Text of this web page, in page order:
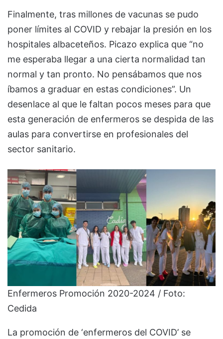
Finalmente, tras millones de vacunas se pudo
poner límites al COVID y rebajar la presión en los
hospitales albaceteños. Picazo explica que “no
me esperaba llegar a una cierta normalidad tan
normal y tan pronto. No pensábamos que nos
íbamos a graduar en estas condiciones”. Un
desenlace al que le faltan pocos meses para que
esta generación de enfermeros se despida de las
aulas para convertirse en profesionales del
sector sanitario.
Enfermeros Promoción 2020-2024 / Foto:
Cedida
La promoción de ‘enfermeros del COVID’ se